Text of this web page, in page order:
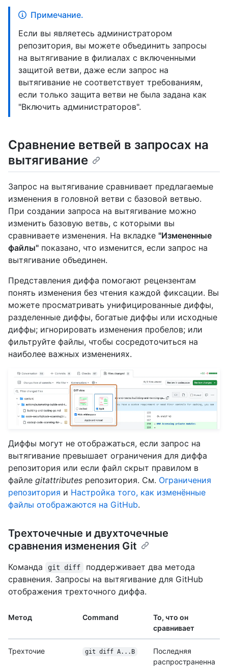
Примечание.
Если вы являетесь администратором
репозитория, вы можете объединить запросы
на вытягивание в филиалах с включенными
защитой ветви, даже если запрос на
вытягивание не соответствует требованиям,
если только защита ветви не была задана как
"Включить администраторов".
Сравнение ветвей в запросах на
вытягивание
Запрос на вытягивание сравнивает предлагаемые
изменения в головной ветви с базовой ветвью.
При создании запроса на вытягивание можно
изменить базовую ветвь, с которыми вы
сравниваете изменения. На вкладке "Измененные
файлы" показано, что изменится, если запрос на
вытягивание объединен.
Представления диффа помогают рецензентам
понять изменения без чтения каждой фиксации. Вы
можете просматривать унифицированные диффы,
разделенные диффы, богатые диффы или исходные
диффы; игнорировать изменения пробелов; или
фильтруйте файлы, чтобы сосредоточиться на
наиболее важных изменениях.
Диффы могут не отображаться, если запрос на
вытягивание превышает ограничения для диффа
репозитория или если файл скрыт правилом в
файле gitattributes репозитория. См. Ограничения
репозитория и Настройка того, как изменённые
файлы отображаются на GitHub.
Трехточечные и двухточечные
сравнения изменения Git
Команда git diff
поддерживает два метода
сравнения. Запросы на вытягивание для GitHub
отображения трехточного диффа.
Метод Command
То, что он
сравнивает
Трехточие git diff A...B
Последняя
распространенна